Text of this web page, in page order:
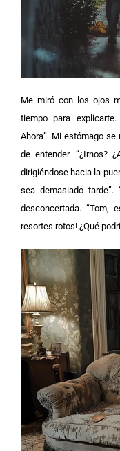
Me miró con los ojos
tiempo para
Ahora”. Mi estómago se
de entender. “¿Irnos?
dirigiéndose hacia la
sea demasiado tarde”.
desconcertada. “Tom,
resortes rotos! ¿Qué